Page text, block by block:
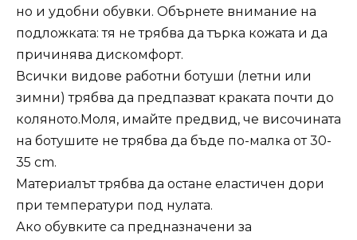
но и удобни обувки. Обърнете внимание на
подложката: тя не трябва да търка кожата и да
причинява дискомфорт.
Всички видове работни ботуши (летни или
зимни) трябва да предпазват краката почти до
коляното.Моля, имайте предвид, че височината
на ботушите не трябва да бъде по-малка от 30-
35 cm.
Материалът трябва да остане еластичен дори
при температури под нулата.
Ако обувките са предназначени за